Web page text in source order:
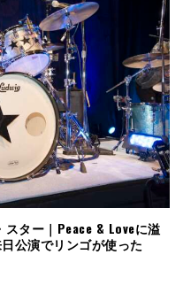
スター｜Peace & Loveに溢
公演でリンゴが使った